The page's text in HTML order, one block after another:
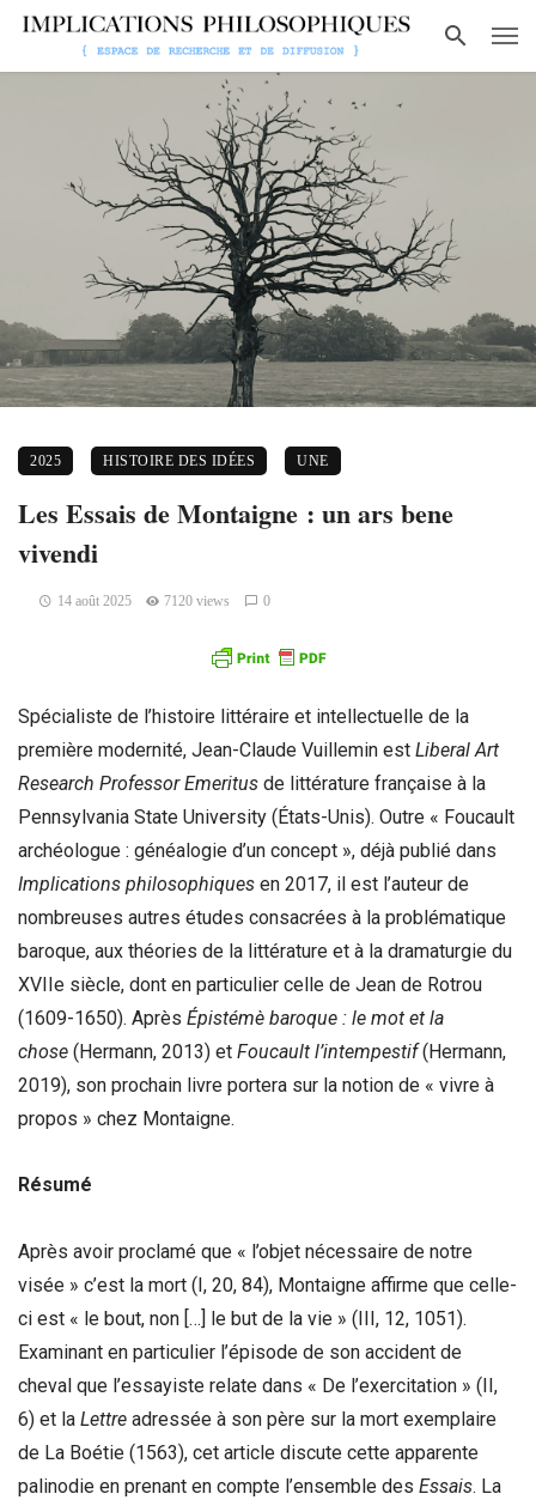
2025 HISTOIRE DES IDÉES UNE
Les Essais de Montaigne : un ars bene
vivendi
14 août 2025 7120 views 0
Spécialiste de l’histoire littéraire et intellectuelle de la
première modernité, Jean-Claude Vuillemin est Liberal Art
Research Professor Emeritus de littérature française à la
Pennsylvania State University (États-Unis). Outre « Foucault
archéologue : généalogie d’un concept », déjà publié dans
Implications philosophiques en 2017, il est l’auteur de
nombreuses autres études consacrées à la problématique
baroque, aux théories de la littérature et à la dramaturgie du
XVIIe siècle, dont en particulier celle de Jean de Rotrou
(1609-1650). Après Épistémè baroque : le mot et la
chose (Hermann, 2013) et Foucault l’intempestif(Hermann,
2019), son prochain livre portera sur la notion de « vivre à
propos » chez Montaigne.
Résumé
Après avoir proclamé que « l’objet nécessaire de notre
visée » c’est la mort (I, 20, 84), Montaigne affirme que celle-
ci est « le bout, non […] le but de la vie » (III, 12, 1051).
Examinant en particulier l’épisode de son accident de
cheval que l’essayiste relate dans « De l’exercitation » (II,
6) et la Lettre adressée à son père sur la mort exemplaire
de La Boétie (1563), cet article discute cette apparente
palinodie en prenant en compte l’ensemble des Essais. La